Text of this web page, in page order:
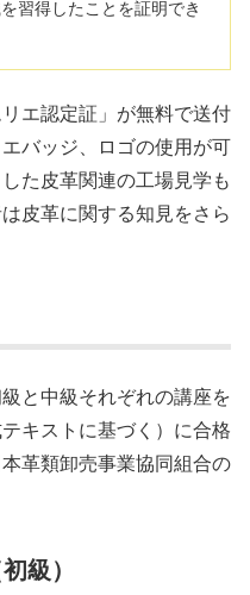
習得したことを証明でき
エ認定証」が無料で送付
バッジ、ロゴの使用が可
た皮革関連の工場見学も
皮革に関する知見をさら
と中級それぞれの講座を
キストに基づく）に合格
革類卸売事業協同組合の
級）